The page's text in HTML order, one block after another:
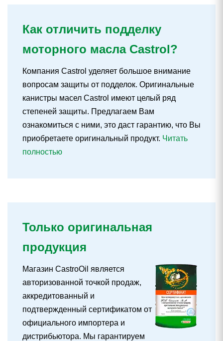
Как отличить подделку
моторного масла Castrol?
Компания Castrol уделяет большое внимание
вопросам защиты от подделок. Оригинальные
канистры масел Castrol имеют целый ряд
степеней защиты. Предлагаем Вам
ознакомиться с ними, это даст гарантию, что Вы
приобретаете оригинальный продукт. Читать
полностью
Только оригинальная
продукция
Магазин CastroOil является
авторизованной точкой продаж,
аккредитованный и
подтвержденный сертификатом от
официального импортера и
дистрибьютора. Мы гарантируем